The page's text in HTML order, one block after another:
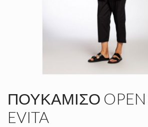
ΠΟΥΚΆΜΙΣΟ OPEN
EVITA